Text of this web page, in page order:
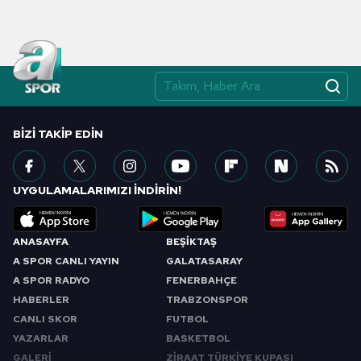
ANASAYFA
A SPOR CANLI YAYIN
A SPOR RADYO
HABERLER
CANLI SKOR
YAZARLAR
GALERİ
BEŞİKTAŞ
GALATASARAY
FENERBAHÇE
TRABZONSPOR
FUTBOL
BASKETBOL
ZİRAAT TÜRKİYE KUPASI
BIZI TAKIP EDIN
UYGULAMALARIMIZI İNDİRİN!